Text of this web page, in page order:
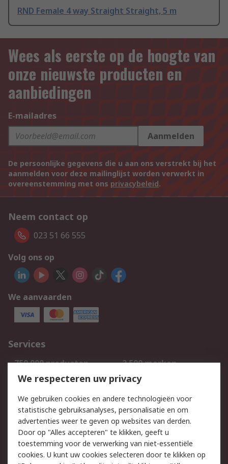
RND Female 4 way Straight Straight, 5 m
Wees als eerste op de hoogte van
onze nieuwste producten en
aanbiedingen
E-mailadres
Aanmelden
De persoonlijke gegevens die u aan ons verstrekt bij het
aanmelden voor deze mailinglijst worden verwerkt in
overeenstemming met ons privacybeleid.
Neem contact op
023 51 66 555
Volg ons op
We aanvaarden
Services
750.000 producten
2.500 merken
Bestellen
Inkoopoplossingen
Track & Trace
Wettelijk
Cookiebeleid
Email veiligheid
We respecteren uw privacy
We gebruiken cookies en andere technologieën voor
statistische gebruiksanalyses, personalisatie en om
advertenties weer te geven op websites van derden.
Door op "Alles accepteren" te klikken, geeft u
toestemming voor de verwerking van niet-essentiële
cookies. U kunt uw cookies selecteren door te klikken op